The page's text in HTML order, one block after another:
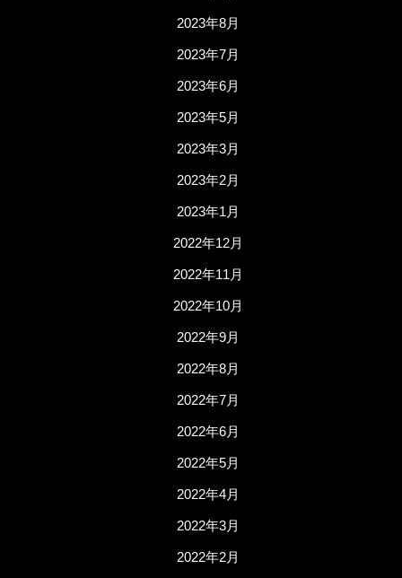
2023年8月
2023年7月
2023年6月
2023年5月
2023年3月
2023年2月
2023年1月
2022年12月
2022年11月
2022年10月
2022年9月
2022年8月
2022年7月
2022年6月
2022年5月
2022年4月
2022年3月
2022年2月